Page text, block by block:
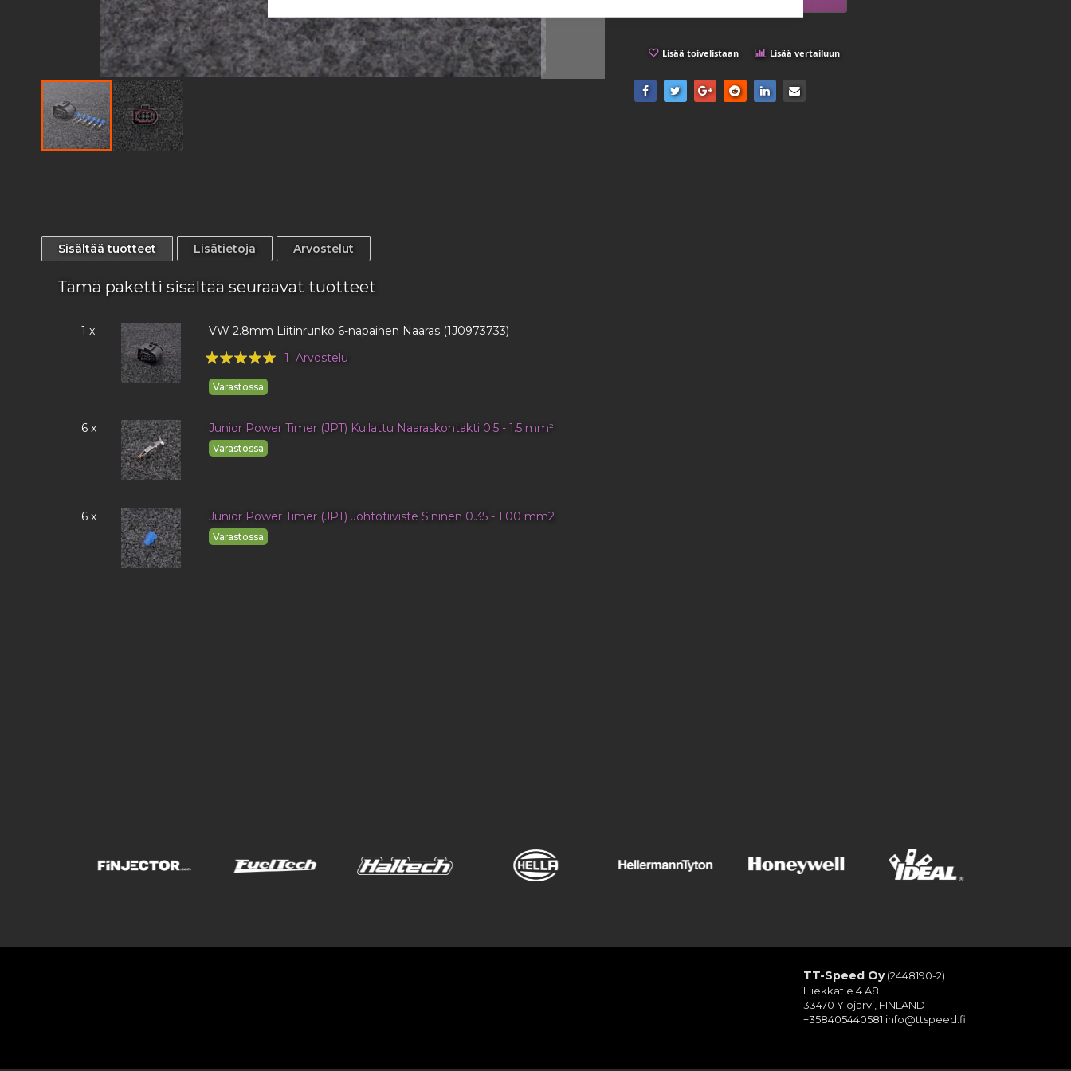
the
images
Lisää toivelistaan Lisää vertailuun
Sisältää tuotteet
Tämä paketti sisältää seuraavat tuotteet
1 x
VW 2.8mm Liitinrunko 6-napainen Naaras (1J0973733)
Rating:
100%
1 Arvostelu
Varastossa
6 x Junior Power Timer (JPT) Kullattu Naaraskontakti 0.5 - 1.5 mm²
Varastossa
6 x Junior Power Timer (JPT) Johtotiiviste Sininen 0.35 - 1.00 mm2
Varastossa
Lisätietoja Arvostelut
TT-Speed Oy(2448190-2)
Hiekkatie 4 A8
33470 Ylöjärvi, FINLAND
+358405440581 info@ttspeed.fi